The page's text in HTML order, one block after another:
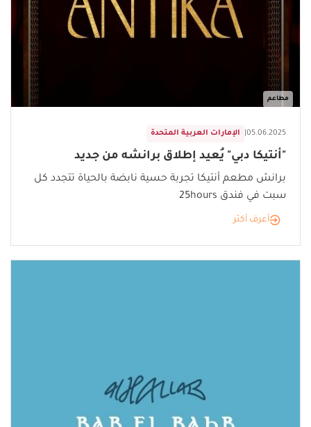
مطاعم
الإمارات العربية المتحدة 05.06.2025
"أنتيكا دبي" يُعيد إطلاق برانشه من جديد
برانش مطعم أنتيكا تجربة حسية نابضة بالحياة تتجدد كل
سبت في فندق 25hours
أعرف أكثر